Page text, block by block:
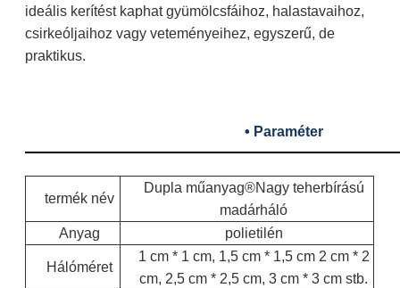
ideális kerítést kaphat gyümölcsfáihoz, halastavaihoz,
csirkeóljaihoz vagy veteményeihez, egyszerű, de
praktikus.
• Paraméter
termék név
Dupla műanyag®Nagy teherbírású
madárháló
Anyag
polietilén
Hálóméret
1 cm * 1 cm, 1,5 cm * 1,5 cm 2 cm * 2
cm, 2,5 cm * 2,5 cm, 3 cm * 3 cm stb.